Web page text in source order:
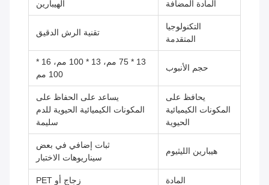
المادة المضافة الهيبارين
التكنولوجيا
المتقدمة
تقنية الرش الدقيق
حجم الأنبوب
13 * 75 مم، 13 * 100 مم، 16 *
100 مم
يحافظ على
المكونات الكيميائية
الحيوية
يساعد على الحفاظ على
المكونات الكيميائية الحيوية للدم
سليمة
هيبارين الليثيوم
ثبات إضافي في بعض
سيناريوهات الاختبار
المادة زجاج أو PET